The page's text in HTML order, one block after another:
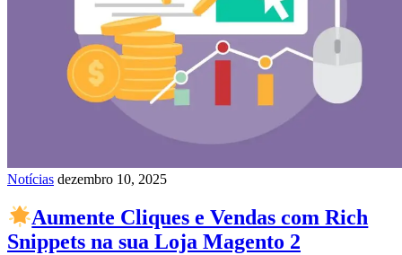
Notícias dezembro 10, 2025
Aumente Cliques e Vendas com Rich
Snippets na sua Loja Magento 2